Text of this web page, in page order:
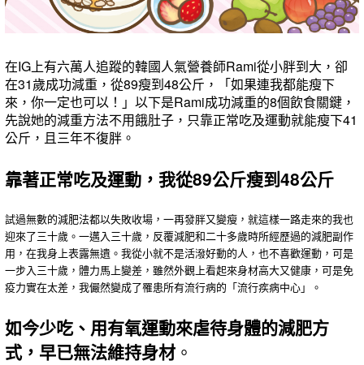
在IG上有六萬人追蹤的韓國人氣營養師Rami從小胖到大，卻
在31歲成功減重，從89瘦到48公斤，「如果連我都能瘦下
來，你一定也可以！」以下是Rami成功減重的8個飲食關鍵，
先說她的減重方法不用餓肚子，只靠正常吃及運動就能瘦下41
公斤，且三年不復胖。
靠著正常吃及運動，我從89公斤瘦到48公斤
試過無數的減肥法都以失敗收場，一再發胖又變瘦，就這樣一路走來的我也
迎來了三十歲。一邁入三十歲，反覆減肥和二十多歲時所經歷過的減肥副作
用，在我身上表露無遺。我從小就不是活潑好動的人，也不喜歡運動，可是
一步入三十歲，體力馬上變差，雖然外觀上看起來身材高大又健康，可是免
疫力實在太差，我儼然變成了罹患所有流行病的「流行疾病中心」。
如今少吃、用有氧運動來虐待身體的減肥方
式，早已無法維持身材 。